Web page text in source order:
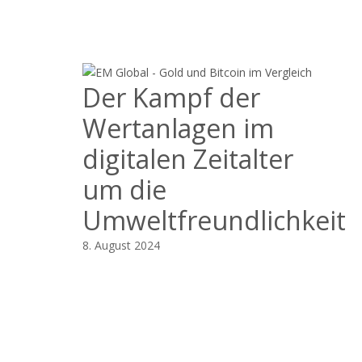
Der Kampf der
Wertanlagen im
digitalen Zeitalter
um die
Umweltfreundlichkeit
8. August 2024